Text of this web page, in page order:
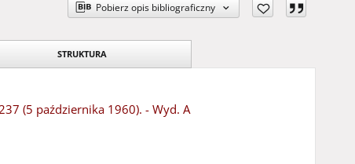
Pobierz opis bibliograficzny
STRUKTURA
(5 października 1960). - Wyd. A